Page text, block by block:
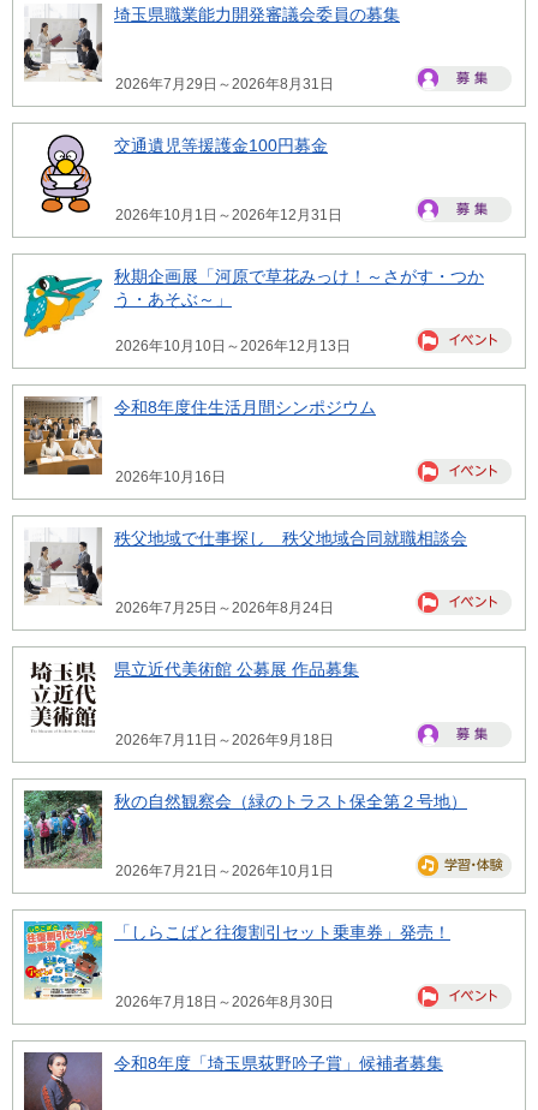
埼玉県職業能力開発審議会委員の募集
2026年7月29日～2026年8月31日
交通遺児等援護金100円募金
2026年10月1日～2026年12月31日
秋期企画展「河原で草花みっけ！～さがす・つか
う・あそぶ～」
2026年10月10日～2026年12月13日
令和8年度住生活月間シンポジウム
2026年10月16日
秩父地域で仕事探し 秩父地域合同就職相談会
2026年7月25日～2026年8月24日
県立近代美術館 公募展 作品募集
2026年7月11日～2026年9月18日
秋の自然観察会（緑のトラスト保全第２号地）
2026年7月21日～2026年10月1日
「しらこばと往復割引セット乗車券」発売！
2026年7月18日～2026年8月30日
令和8年度「埼玉県荻野吟子賞」候補者募集